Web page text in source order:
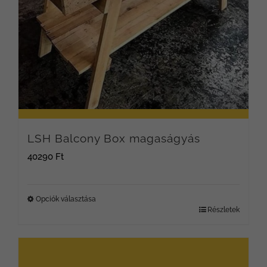
ki
LSH Balcony Box magaságyás
40290 Ft
Opciók választása
Részletek